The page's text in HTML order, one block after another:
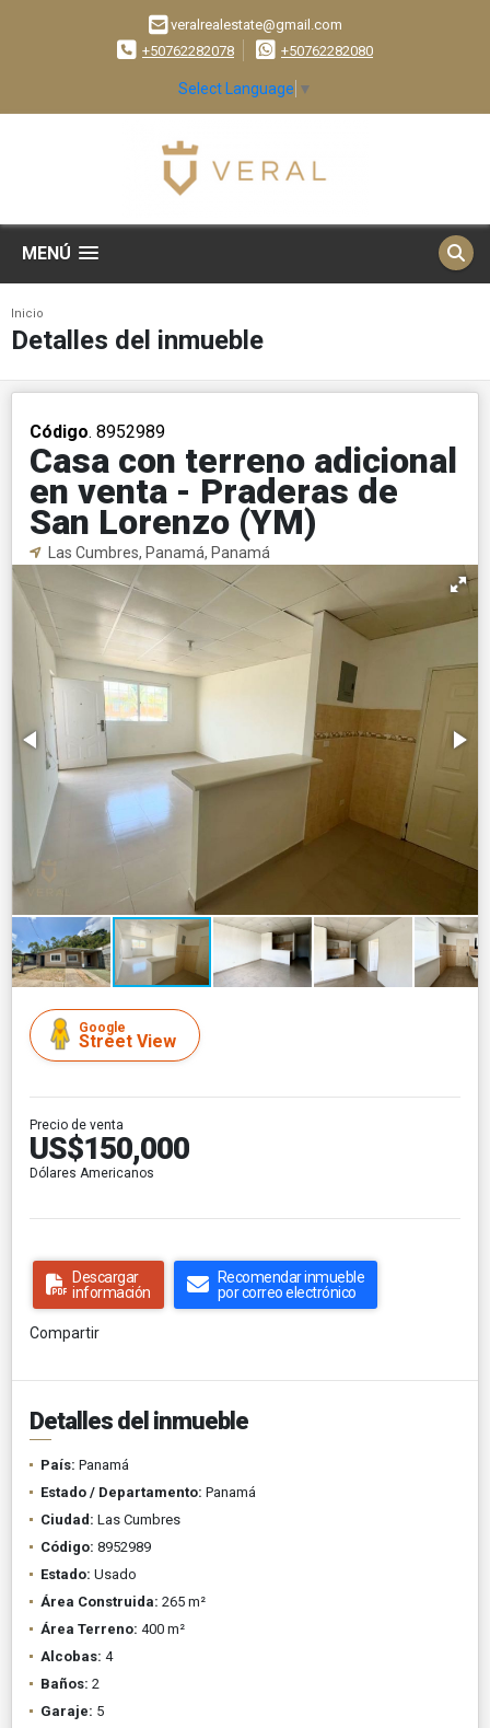
veralrealestate@gmail.com
+50762282078
+50762282080
Select Language ▼
MENÚ
Inicio
Detalles del inmueble
Código. 8952989
Casa con terreno adicional
en venta - Praderas de
San Lorenzo (YM)
Las Cumbres, Panamá, Panamá
Google
Street View
Precio de venta
US$150,000
Dólares Americanos
Descargar
información
Recomendar inmueble
por correo electrónico
Compartir
Detalles del inmueble
País: Panamá
Estado / Departamento: Panamá
Ciudad: Las Cumbres
Código: 8952989
Estado: Usado
Área Construida: 265 m²
Área Terreno: 400 m²
Alcobas: 4
Baños: 2
Garaje: 5